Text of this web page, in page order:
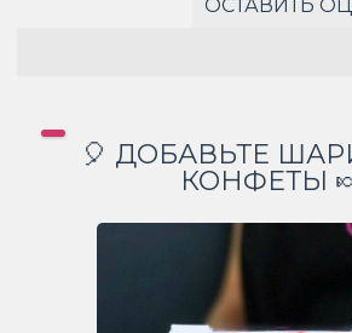
ОСТАВИТЬ
🎈 ДОБАВЬТЕ
КОНФЕТЫ